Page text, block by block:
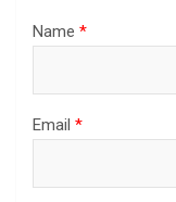
Name *
Email *